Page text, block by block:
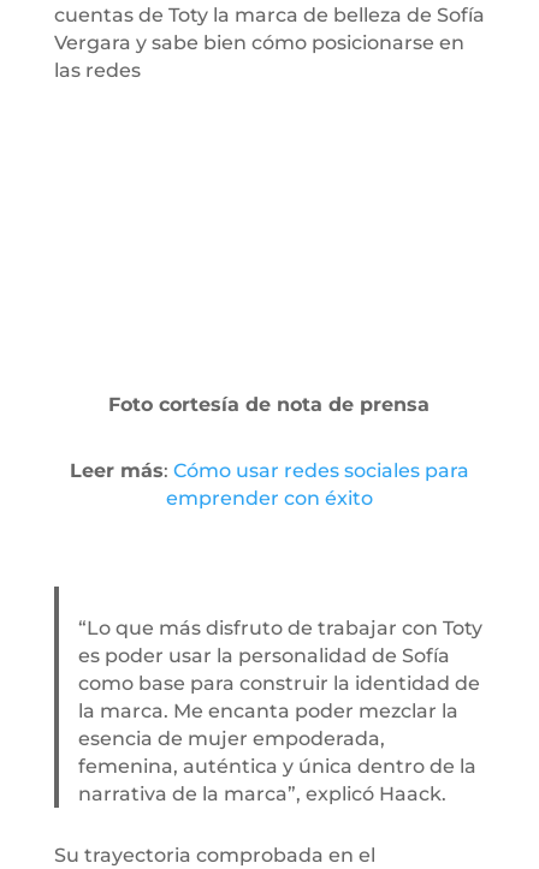
cuentas de Toty la marca de belleza de Sofía
Vergara y sabe bien cómo posicionarse en
las redes
Foto cortesía de nota de prensa
Leer más: Cómo usar redes sociales para
emprender con éxito
“Lo que más disfruto de trabajar con Toty
es poder usar la personalidad de Sofía
como base para construir la identidad de
la marca. Me encanta poder mezclar la
esencia de mujer empoderada,
femenina, auténtica y única dentro de la
narrativa de la marca”, explicó Haack.
Su trayectoria comprobada en el